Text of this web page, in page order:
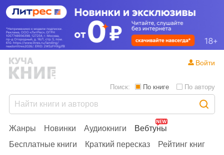
Жанры Новинки Аудиокниги
Вебтуны
Бесплатные книги
Краткий пересказ
Рейтинг книг
Поиск: По книге По автору
Войти